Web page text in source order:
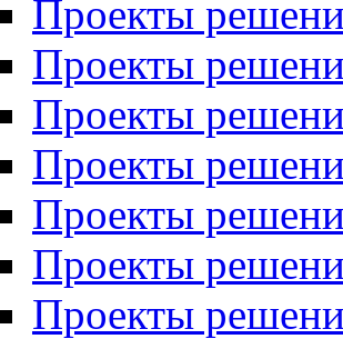
Проекты
Проекты
Проекты
Проекты
Проекты
Проекты
Проекты